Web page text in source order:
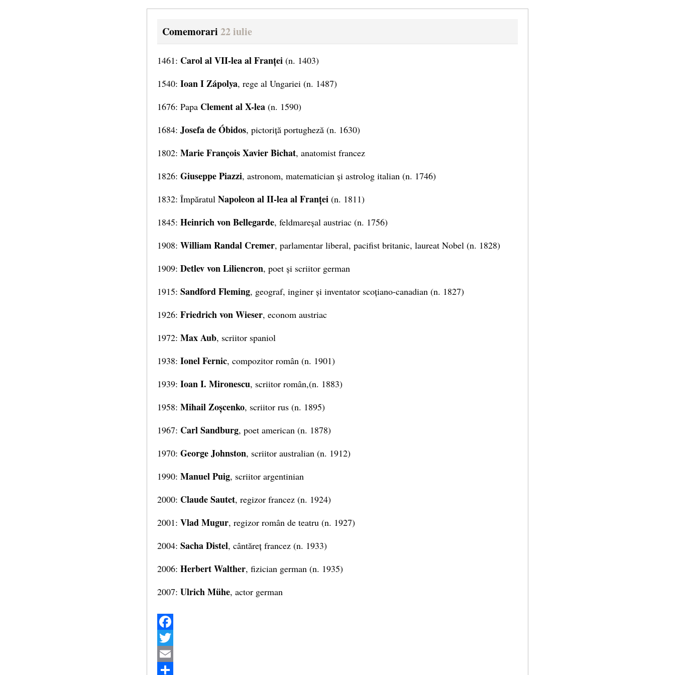
Comemorari 22 iulie
1461: Carol al VII-lea al Franței (n. 1403)
1540: Ioan I Zápolya, rege al Ungariei (n. 1487)
1676: Papa Clement al X-lea (n. 1590)
1684: Josefa de Óbidos, pictoriță portugheză (n. 1630)
1802: Marie François Xavier Bichat, anatomist francez
1826: Giuseppe Piazzi, astronom, matematician și astrolog italian (n. 1746)
1832: Împăratul Napoleon al II-lea al Franței (n. 1811)
1845: Heinrich von Bellegarde, feldmareșal austriac (n. 1756)
1908: William Randal Cremer, parlamentar liberal, pacifist britanic, laureat Nobel (n. 1828)
1909: Detlev von Liliencron, poet și scriitor german
1915: Sandford Fleming, geograf, inginer și inventator scoțiano-canadian (n. 1827)
1926: Friedrich von Wieser, econom austriac
1972: Max Aub, scriitor spaniol
1938: Ionel Fernic, compozitor român (n. 1901)
1939: Ioan I. Mironescu, scriitor român,(n. 1883)
1958: Mihail Zoșcenko, scriitor rus (n. 1895)
1967: Carl Sandburg, poet american (n. 1878)
1970: George Johnston, scriitor australian (n. 1912)
1990: Manuel Puig, scriitor argentinian
2000: Claude Sautet, regizor francez (n. 1924)
2001: Vlad Mugur, regizor român de teatru (n. 1927)
2004: Sacha Distel, cântăreț francez (n. 1933)
2006: Herbert Walther, fizician german (n. 1935)
2007: Ulrich Mühe, actor german
Facebook
Twitter
Email